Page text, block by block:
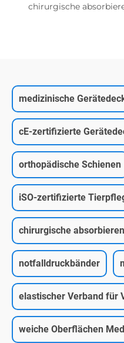
chirurgische
medizinische
cE-zertifizierte
orthopädische Schienen
iSO-zertifizierte
chirurgische
notfalldruckbänder
elastischer Verband für
weiche Oberflächen